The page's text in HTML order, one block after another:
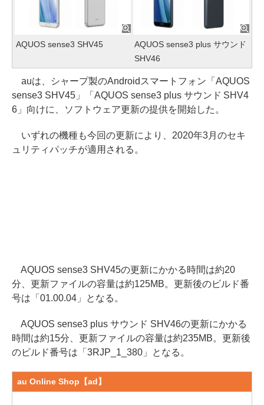
AQUOS sense3 SHV45
AQUOS sense3 plus サウンド
SHV46
auは、シャープ製のAndroidスマートフォン「AQUOS
sense3 SHV45」「AQUOS sense3 plus サウンド SHV4
6」向けに、ソフトウェア更新の提供を開始した。
いずれの機種も今回の更新により、2020年3月のセキ
ュリティパッチが適用される。
AQUOS sense3 SHV45の更新にかかる時間は約20
分、更新ファイルの容量は約125MB。更新後のビルド番
号は「01.00.04」となる。
AQUOS sense3 plus サウンド SHV46の更新にかかる
時間は約15分、更新ファイルの容量は約235MB。更新後
のビルド番号は「3RJP_1_380」となる。
au Online Shop【ad】